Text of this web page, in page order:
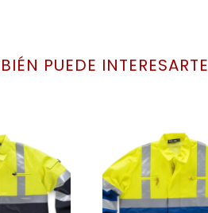
PUEDE INTERESARTE